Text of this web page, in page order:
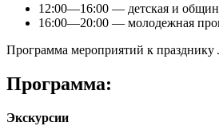
12:00—16:00 — детская и
16:00—20:00 — молодежная
Программа мероприятий к
Программа:
Экскурсии